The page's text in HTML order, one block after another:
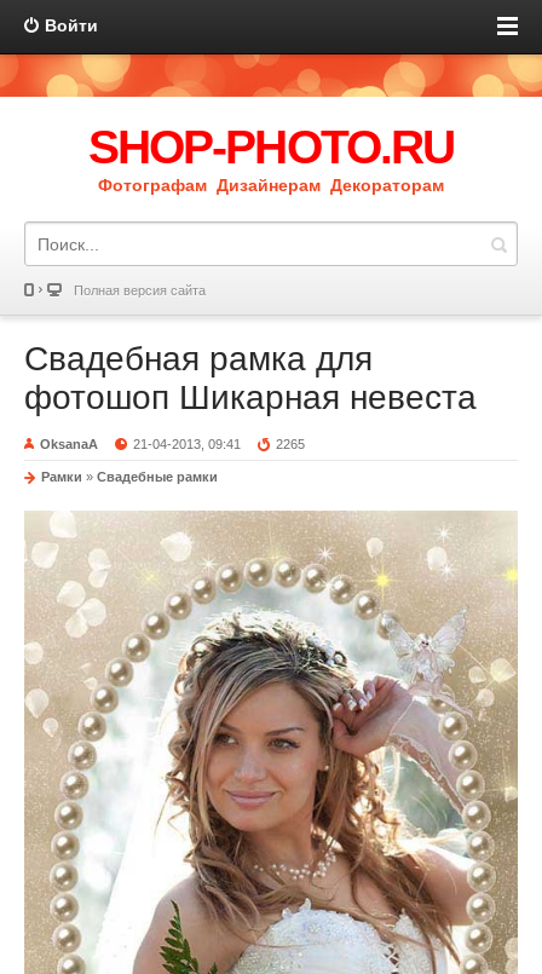
Войти
SHOP-PHOTO.RU
Фотографам Дизайнерам Декораторам
Полная версия сайта
Свадебная рамка для
фотошоп Шикарная невеста
OksanaA 21-04-2013, 09:41 2265
Рамки » Свадебные рамки